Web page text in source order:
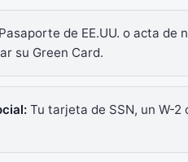
Pasaporte de EE.UU. o acta
su Green Card.
Tu tarjeta de SSN, un W-2